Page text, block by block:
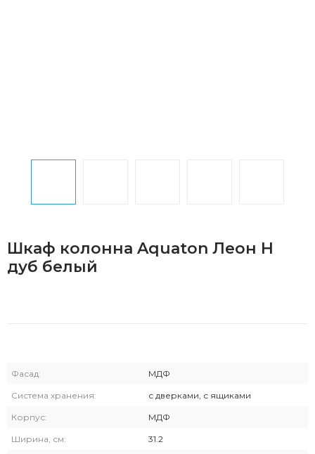
Шкаф колонна Aquaton Леон Н
дуб белый
Фасад: МДФ
Система хранения: с дверками, с ящиками
Корпус: МДФ
Ширина, см: 31.2